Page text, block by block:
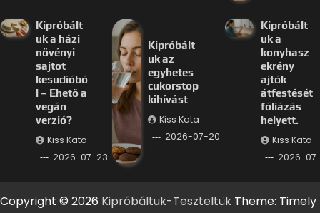
Kipróbált
uk a házi
növényi
sajtot
kesudióbó
l – Ehető a
vegán
verzió?
Kiss Kata
2026-07-23
Kipróbált
uk az
egyhetes
cukorstop
kihívást
Kiss Kata
2026-07-20
Kipróbált
uk a
konyhasz
ekrény
ajtók
átfestését
fóliázás
helyett.
Kiss Kata
2026-
Copyright © 2026 Kipróbáltuk-Teszteltük Theme: Timely